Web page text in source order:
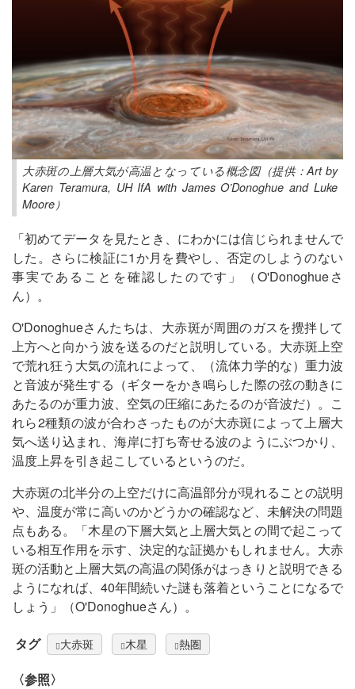
大赤斑の上層大気が高温となっている概念図（提供：Art by
Karen Teramura, UH IfA with James O’Donoghue and Luke
Moore）
「初めてデータを見たとき、にわかには信じられませんで
した。さらに検証に1か月を費やし、否定のしようのない
事実であることを確認したのです」（O'Donoghueさ
ん）。
O'Donoghueさんたちは、大赤斑が周囲のガスを攪拌して
上方へと向かう波を送るのだと説明している。大赤斑上空
で荒れ狂う大気の流れによって、（流体力学的な）重力波
と音波が発生する（ギターをかき鳴らした際の弦の動きに
あたるのが重力波、空気の圧縮にあたるのが音波だ）。こ
れら2種類の波が合わさったものが大赤斑によって上層大
気へ送り込まれ、海岸に打ち寄せる波のようにぶつかり、
温度上昇を引き起こしているというのだ。
大赤斑の北半分の上空だけに高温部分が現れることの説明
や、温度が常に高いのかどうかの確認など、未解決の問題
点もある。「木星の下層大気と上層大気との間で起こって
いる相互作用を示す、決定的な証拠かもしれません。大赤
斑の活動と上層大気の高温の関係がはっきりと説明できる
ようになれば、40年間続いた謎も落着ということになるで
しょう」（O'Donoghueさん）。
タグ 大赤斑 木星 熱圏
〈参照〉